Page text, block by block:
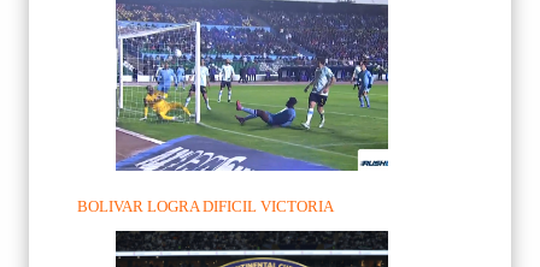
BOLIVAR LOGRA DIFICIL VICTORIA